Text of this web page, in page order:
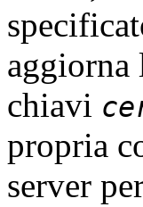
aggiorna
chiavi
propria
server